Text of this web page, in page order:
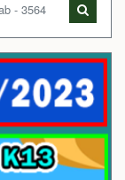
- 3564